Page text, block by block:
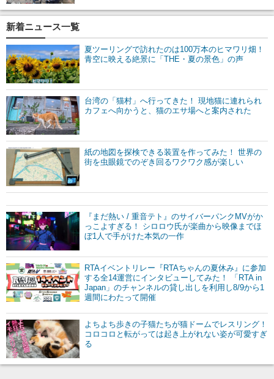
新着ニュース一覧
夏ツーリングで訪れたのは100万本のヒマワリ畑！
青空に映える絶景に「THE・夏の景色」の声
台湾の「猫村」へ行ってきた！ 現地猫に連れられ
カフェへ向かうと、猫のエサ場へと案内された
紙の地図を探検できる装置を作ってみた！ 世界の
街を虫眼鏡でのぞき回るワクワク感が楽しい
『まだ熱い / 重音テト』のサイバーパンクMVがか
っこよすぎる！ シロロウ氏が楽曲から映像までほ
ぼ1人で手がけた本気の一作
RTAイベントリレー『RTAちゃんの夏休み』に参加
する全14運営にインタビューしてみた！ 「RTA in
Japan」のチャンネルの貸し出しを利用し8/9から1
週間にわたって開催
よちよち歩きの子猫たちが猫ドームでレスリング！
コロコロと転がっては起き上がれない姿が可愛すぎ
る